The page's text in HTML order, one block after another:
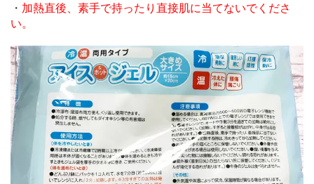
・ 加熱直後、素手で持ったり直接肌に当てないでくださ
い。